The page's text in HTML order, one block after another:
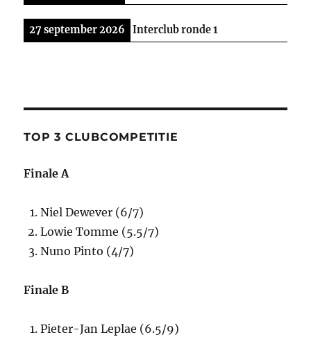
27 september 2026 Interclub ronde 1
TOP 3 CLUBCOMPETITIE
Finale A
Niel Dewever (6/7)
Lowie Tomme (5.5/7)
Nuno Pinto (4/7)
Finale B
Pieter-Jan Leplae (6.5/9)